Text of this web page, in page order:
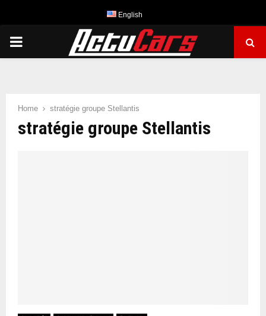
English
PRIMARY
Home stratégie groupe Stellantis
stratégie groupe Stellantis